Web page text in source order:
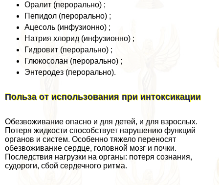
Оралит (перopaльно) ;
Пепидол (перopaльно) ;
Ацесоль (инфузионно) ;
Натрия хлорид (инфузионно) ;
Гидровит (перopaльно) ;
Глюкосолан (перopaльно) ;
Энтеродез (перopaльно).
Польза от использования при интоксикации
Обезвоживание опасно и для детей, и для взрослых.
Потеря жидкости способствует нарушению функций
органов и систем. Особенно тяжело переносят
обезвоживание сердце, головной мозг и почки.
Последствия нагрузки на органы: потеря сознания,
судороги, сбой сердечного ритма.